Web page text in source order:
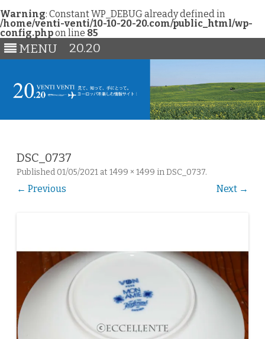
Warning: Constant WP_DEBUG already defined in
/home/venti-venti/10-10-20-20.com/public_html/wp-
config.phpon line 85
MENU 20.20
DSC_0737
Published 01/05/2021 at 1499 × 1499 inDSC_0737.
← Previous Next →